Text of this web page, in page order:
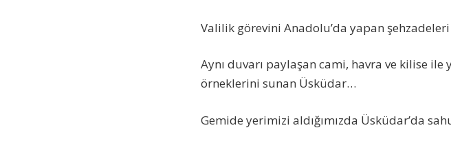
Valilik görevini Anadolu’da yapan
Aynı duvarı paylaşan cami, havra ve kilise
örneklerini sunan Üsküdar…
Gemide yerimizi aldığımızda Üsküdar’da